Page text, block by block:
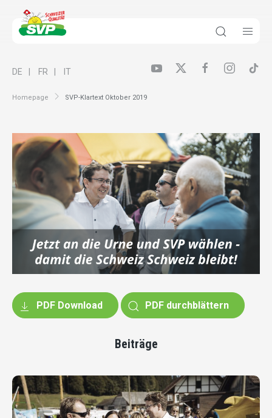
Homepage SVP-Klartext Oktober 2019
DE FR IT
PDF Download PDF durchblättern
Beiträge